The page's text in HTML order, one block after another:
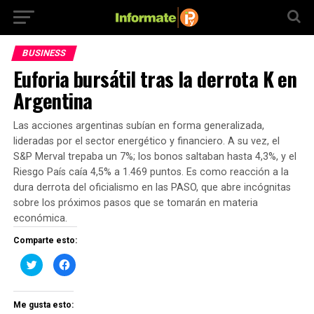
BUSINESS
Euforia bursátil tras la derrota K en
Argentina
Las acciones argentinas subían en forma generalizada,
lideradas por el sector energético y financiero. A su vez, el
S&P Merval trepaba un 7%; los bonos saltaban hasta 4,3%, y el
Riesgo País caía 4,5% a 1.469 puntos. Es como reacción a la
dura derrota del oficialismo en las PASO, que abre incógnitas
sobre los próximos pasos que se tomarán en materia
económica.
Comparte esto:
Haz
clic
Twitter
Haz
clic
Facebook
Me gusta esto: